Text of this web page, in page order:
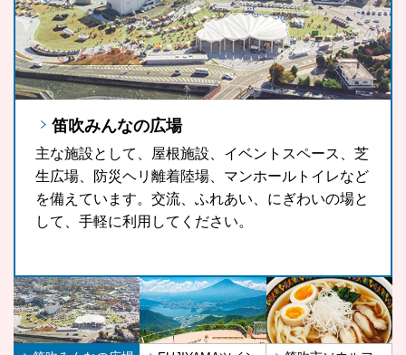
笛吹みんなの広場
主な施設として、屋根施設、イベントスペース、芝
生広場、防災ヘリ離着陸場、マンホールトイレなど
を備えています。交流、ふれあい、にぎわいの場と
して、手軽に利用してください。
FUJIYAMAツインテラス
FUJIYAMAツインテラスは、河口湖や山中湖、世界
文化遺産に登録されている富士山が一望できる眺望
スポットです。
笛吹市ソウルフード「ラーほー」
山梨県の郷土料理である「ほうとう」をもっと気軽
に、もっと多くの観光客の皆さんに、また地域の皆
さんに召し上がっていただきたいという思いから開
発したラーほー。お気に入りの1杯を見つけてみま